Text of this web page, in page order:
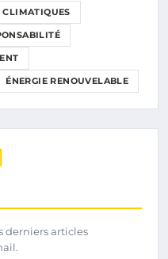
CLIMATIQUES
ÉNERGIE RENOUVELABLE
derniers articles